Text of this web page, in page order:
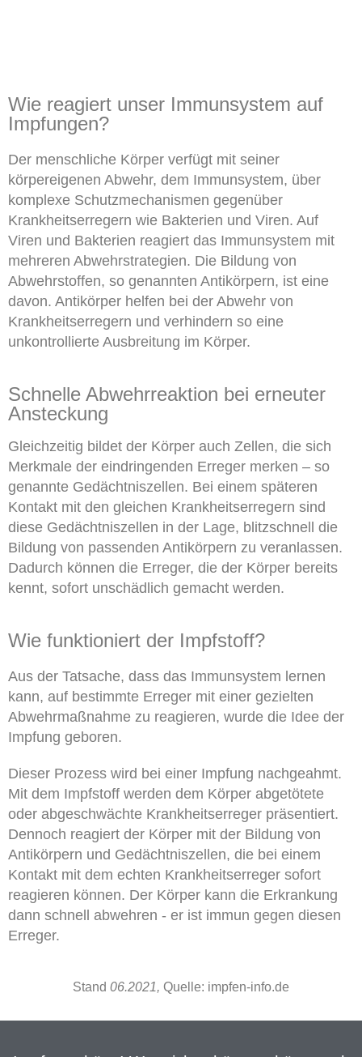
Wie reagiert unser Immunsystem auf
Impfungen?
Der menschliche Körper verfügt mit seiner
körpereigenen Abwehr, dem Immunsystem, über
komplexe Schutzmechanismen gegenüber
Krankheitserregern wie Bakterien und Viren. Auf
Viren und Bakterien reagiert das Immunsystem mit
mehreren Abwehrstrategien. Die Bildung von
Abwehrstoffen, so genannten Antikörpern, ist eine
davon. Antikörper helfen bei der Abwehr von
Krankheitserregern und verhindern so eine
unkontrollierte Ausbreitung im Körper.
Schnelle Abwehrreaktion bei erneuter
Ansteckung
Gleichzeitig bildet der Körper auch Zellen, die sich
Merkmale der eindringenden Erreger merken – so
genannte Gedächtniszellen. Bei einem späteren
Kontakt mit den gleichen Krankheitserregern sind
diese Gedächtniszellen in der Lage, blitzschnell die
Bildung von passenden Antikörpern zu veranlassen.
Dadurch können die Erreger, die der Körper bereits
kennt, sofort unschädlich gemacht werden.
Wie funktioniert der Impfstoff?
Aus der Tatsache, dass das Immunsystem lernen
kann, auf bestimmte Erreger mit einer gezielten
Abwehrmaßnahme zu reagieren, wurde die Idee der
Impfung geboren.
Dieser Prozess wird bei einer Impfung nachgeahmt.
Mit dem Impfstoff werden dem Körper abgetötete
oder abgeschwächte Krankheitserreger präsentiert.
Dennoch reagiert der Körper mit der Bildung von
Antikörpern und Gedächtniszellen, die bei einem
Kontakt mit dem echten Krankheitserreger sofort
reagieren können. Der Körper kann die Erkrankung
dann schnell abwehren - er ist immun gegen diesen
Erreger.
Stand 06.2021, Quelle: impfen-info.de